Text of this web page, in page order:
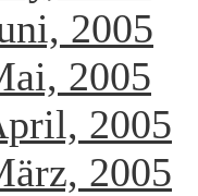
2005
2005
2005
2005